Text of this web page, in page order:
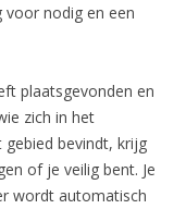
voor nodig en een
plaatsgevonden en
zich in het
bevindt, krijg
of je veilig bent. Je
wordt automatisch